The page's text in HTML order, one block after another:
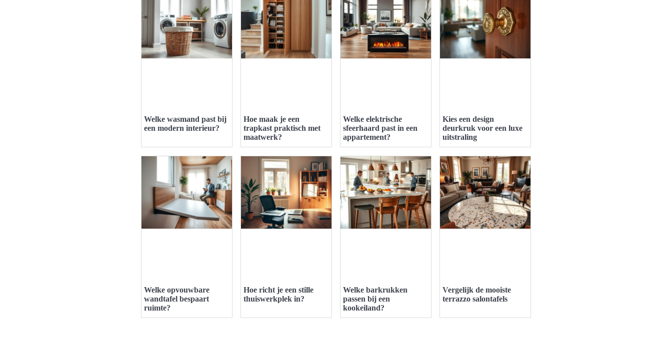
Welke wasmand past bij
een modern interieur?
Hoe maak je een
trapkast praktisch met
maatwerk?
Welke elektrische
sfeerhaard past in een
appartement?
Kies een design
deurkruk voor een luxe
uitstraling
Welke opvouwbare
wandtafel bespaart
ruimte?
Hoe richt je een stille
thuiswerkplek in?
Welke barkrukken
passen bij een
kookeiland?
Vergelijk de mooiste
terrazzo salontafels